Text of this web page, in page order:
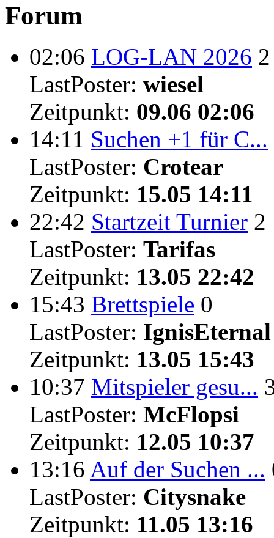
Forum
02:06 LOG-LAN 2026 2
LastPoster: wiesel
Zeitpunkt: 09.06 02:06
14:11 Suchen +1 für C...
LastPoster: Crotear
Zeitpunkt: 15.05 14:11
22:42 Startzeit Turnier 2
LastPoster: Tarifas
Zeitpunkt: 13.05 22:42
15:43 Brettspiele 0
LastPoster: IgnisEternal
Zeitpunkt: 13.05 15:43
10:37 Mitspieler gesu...
LastPoster: McFlopsi
Zeitpunkt: 12.05 10:37
13:16 Auf der Suchen ...
LastPoster: Citysnake
Zeitpunkt: 11.05 13:16